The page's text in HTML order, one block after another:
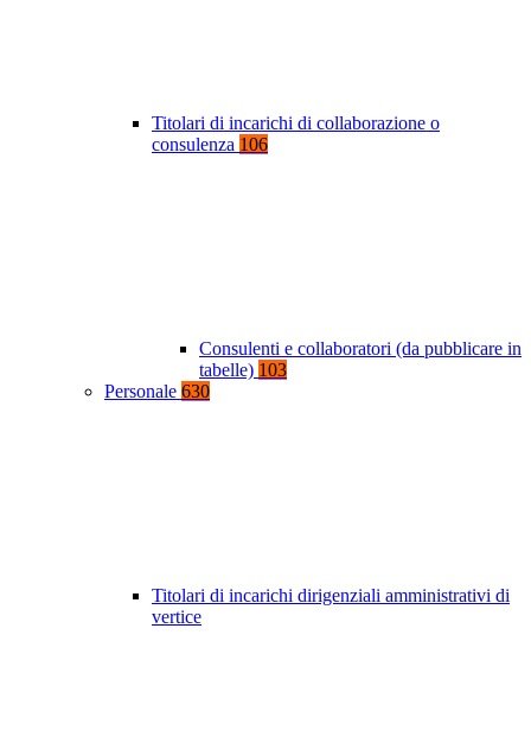
Titolari di incarichi di collaborazione o
consulenza 106
Consulenti e collaboratori (da pubblicare in
tabelle) 103
Personale 630
Titolari di incarichi dirigenziali amministrativi di
vertice